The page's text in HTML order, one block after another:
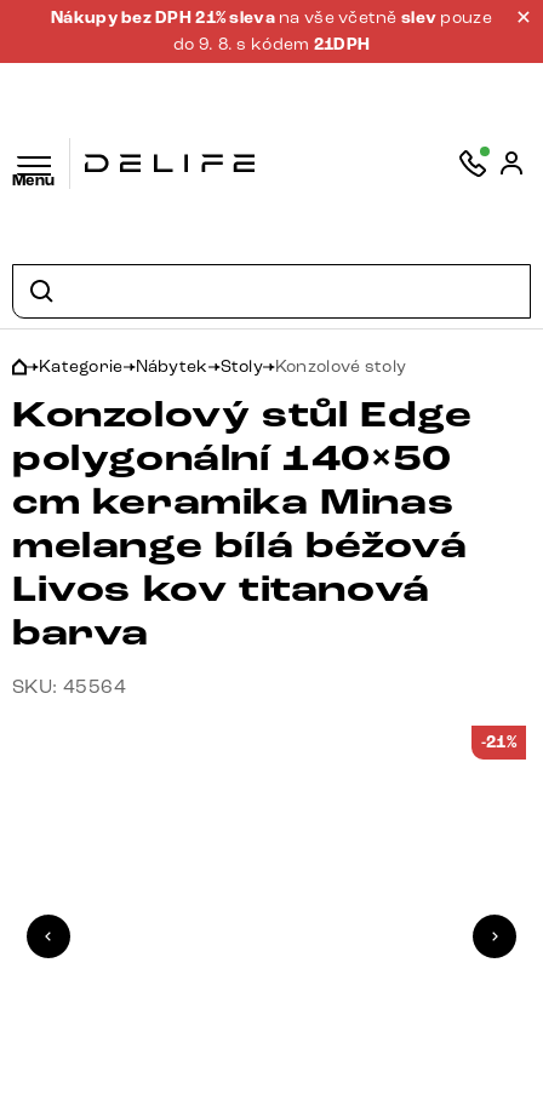
Nákupy bez DPH 21% sleva na vše včetněslev pouze
do 9. 8. s kódem 21DPH
Menu
Kategorie Nábytek Stoly Konzolové stoly
Konzolový stůl Edge
polygonální 140×50
cm keramika Minas
melange bílá béžová
Livos kov titanová
barva
SKU: 45564
-21%